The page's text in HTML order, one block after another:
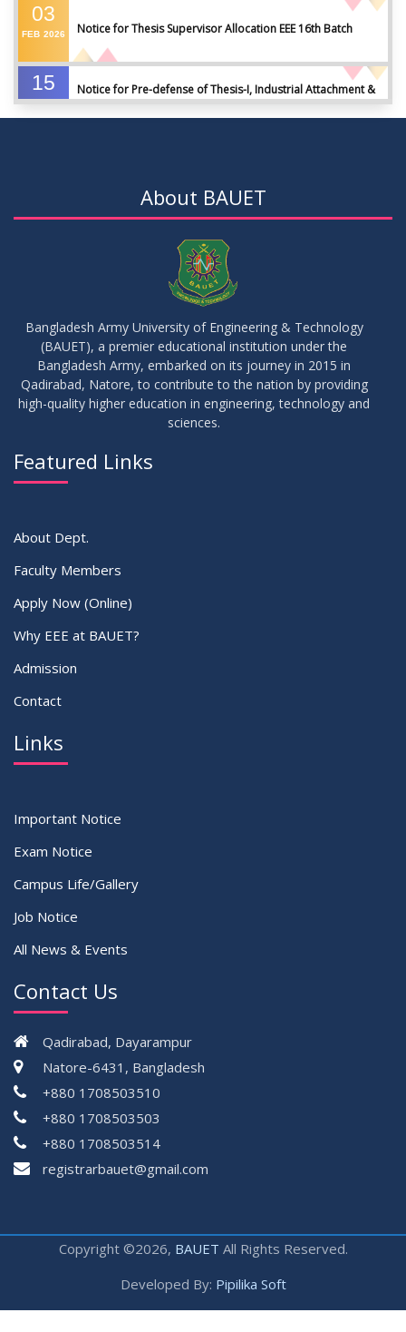
03
FEB 2026 Notice for Thesis Supervisor Allocation EEE 16th Batch
15
Notice for Pre-defense of Thesis-I, Industrial Attachment &
30
Notice of Board Viva for Summer- 2025
30
SEP 2025 Notice for Thesis-I and IDP-I Proposal Submission
About BAUET
Bangladesh Army University of Engineering & Technology
(BAUET), a premier educational institution under the
Bangladesh Army, embarked on its journey in 2015 in
Qadirabad, Natore, to contribute to the nation by providing
high-quality higher education in engineering, technology and
sciences.
Featured Links
About Dept.
Faculty Members
Apply Now (Online)
Why EEE at BAUET?
Admission
Contact
Links
Important Notice
Exam Notice
Campus Life/Gallery
Job Notice
All News & Events
Contact Us
Qadirabad, Dayarampur
Natore-6431, Bangladesh
+880 1708503510
+880 1708503503
+880 1708503514
registrarbauet@gmail.com
Copyright ©2026, BAUET All Rights Reserved.
Developed By: Pipilika Soft